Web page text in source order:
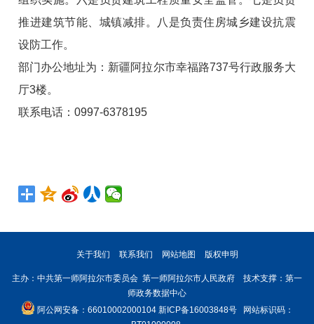
推进建筑节能、城镇减排。八是负责住房城乡建设抗震
设防工作。
部门办公地址为：新疆阿拉尔市幸福路737号行政服务大
厅3楼。
联系电话：0997-6378195
关于我们 联系我们 网站地图 版权申明
主办：中共第一师阿拉尔市委员会 第一师阿拉尔市人民政府 技术支撑：第一
师政务数据中心
阿公网安备：66010002000104 新ICP备16003848号网站标识码：